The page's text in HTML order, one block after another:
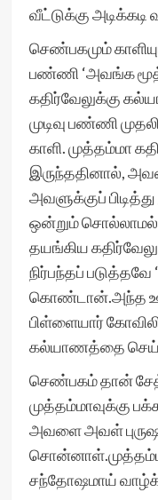
வீட்டுக்கு
செண்பகமும்
பண்ணி ‘அவங்க
கதிர்வேலுக்கு
முடிவு பண்ணி
காளி. முத்தம்மா
இருந்ததினால்,
அவளுக்குப்
ஒன்றும் சொல்லாமல்
தயங்கிய
நிர்பந்தப் படுத்தவே
கொண்டான்.அந்த ஊர்
பிள்ளையார்
கல்யாணத்தை
செண்பகம் தான்
முத்தம்மாவுக்கு
அவளை அவள்
சந்தோஷமாய்